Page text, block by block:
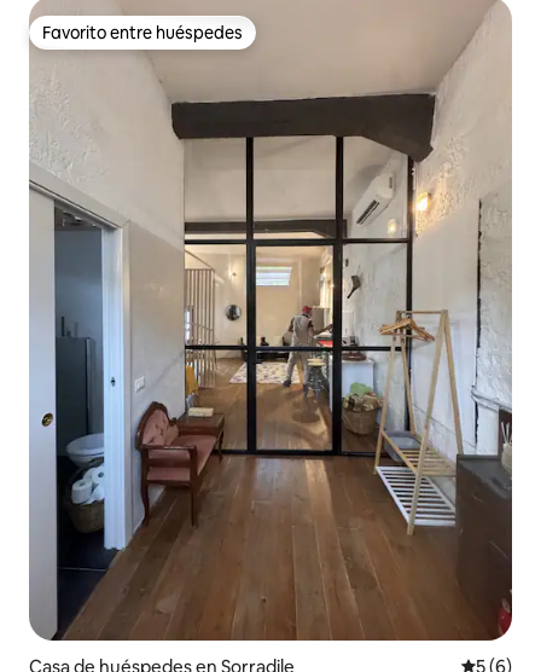
Favorito entre huéspedes
Favorito entre huéspedes
Casa de huéspedes en Sorradile
5 (6)